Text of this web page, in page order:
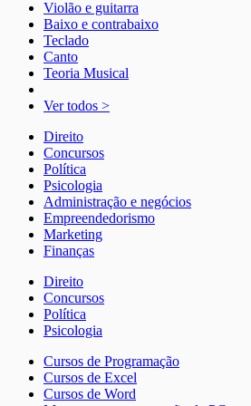
Violão e guitarra
Baixo e contrabaixo
Teclado
Canto
Teoria Musical
Ver todos >
Direito
Concursos
Política
Psicologia
Administração e negócios
Empreendedorismo
Marketing
Finanças
Direito
Concursos
Política
Psicologia
Cursos de Programação
Cursos de Excel
Cursos de Word